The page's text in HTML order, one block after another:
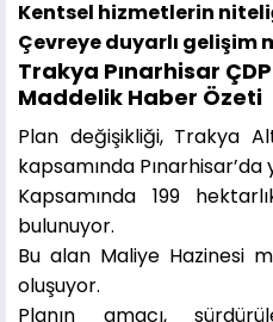
Kentsel hizmetlerin
Çevreye duyarlı gelişim
Trakya Pınarhisar
Maddelik Haber Özeti
Plan değişikliği, Trakya
kapsamında Pınarhisar’da
Kapsamında 199
bulunuyor.
Bu alan Maliye Hazinesi
oluşuyor.
Planın amacı,